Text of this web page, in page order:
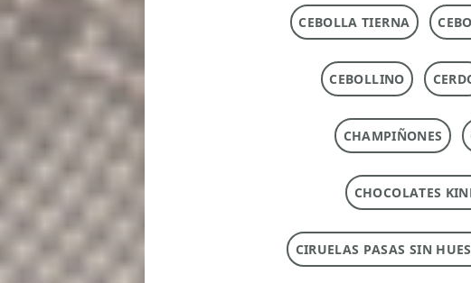
CEBOLLA TIERNA
CEBOLLINO
CHAMPIÑONES
CHOCOLATES
CIRUELAS PASAS SIN